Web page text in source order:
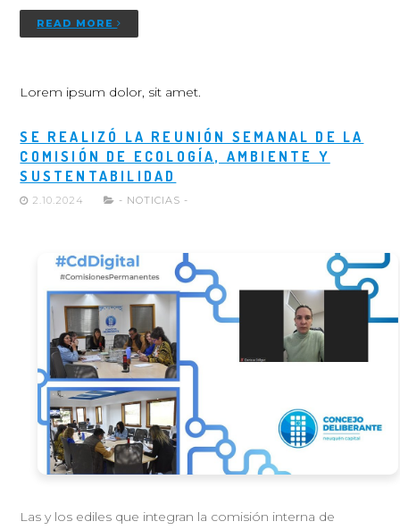
READ MORE
Lorem ipsum dolor, sit amet.
SE REALIZÓ LA REUNIÓN SEMANAL DE LA
COMISIÓN DE ECOLOGÍA, AMBIENTE Y
SUSTENTABILIDAD
2.10.2024 - NOTICIAS -
Las y los ediles que integran la comisión interna de